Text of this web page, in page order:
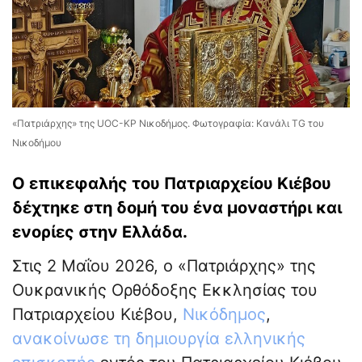
«Πατριάρχης» της UOC-KP Νικοδήμος. Φωτογραφία: Κανάλι TG του
Νικοδήμου
Ο επικεφαλής του Πατριαρχείου Κιέβου
δέχτηκε στη δομή του ένα μοναστήρι και
ενορίες στην Ελλάδα.
Στις 2 Μαΐου 2026, ο «Πατριάρχης» της
Ουκρανικής Ορθόδοξης Εκκλησίας του
Πατριαρχείου Κιέβου, Νικόδημος,
ανακοίνωσε τη δημιουργία ελληνικής